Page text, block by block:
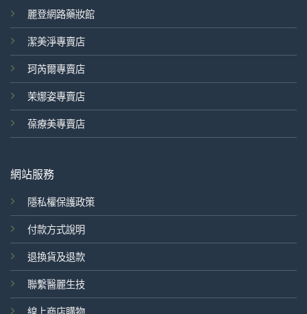
麗登網路藥妝館
潔美淨專賣店
珂芮爾專賣店
茉娜姿專賣店
葆療美專賣店
網站服務
隱私權保護政策
付款方式說明
退換貨及退款
聯繫醫麗生技